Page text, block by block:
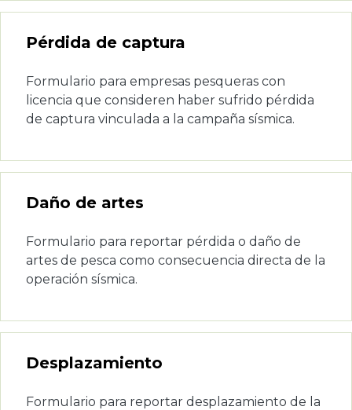
Pérdida de captura
Formulario para empresas pesqueras con
licencia que consideren haber sufrido pérdida
de captura vinculada a la campaña sísmica.
Daño de artes
Formulario para reportar pérdida o daño de
artes de pesca como consecuencia directa de la
operación sísmica.
Desplazamiento
Formulario para reportar desplazamiento de la